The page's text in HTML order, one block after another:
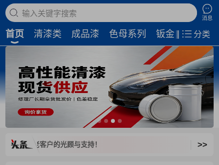
搜索商品
消息
首页 清漆类 成品漆 色母系列 钣金补土 磨
分类
新老客户的光顾与支持！ >>